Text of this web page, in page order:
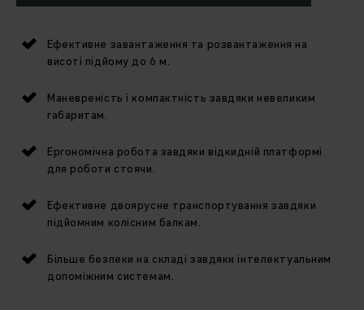
Ефективне завантаження та розвантаження на
висоті підйому до 6 м.
Маневреність і компактність завдяки невеликим
габаритам.
Ергономічна робота завдяки відкидній платформі
для роботи стоячи.
Ефективне двоярусне транспортування завдяки
підйомним колісним балкам.
Більше безпеки на складі завдяки інтелектуальним
допоміжним системам.